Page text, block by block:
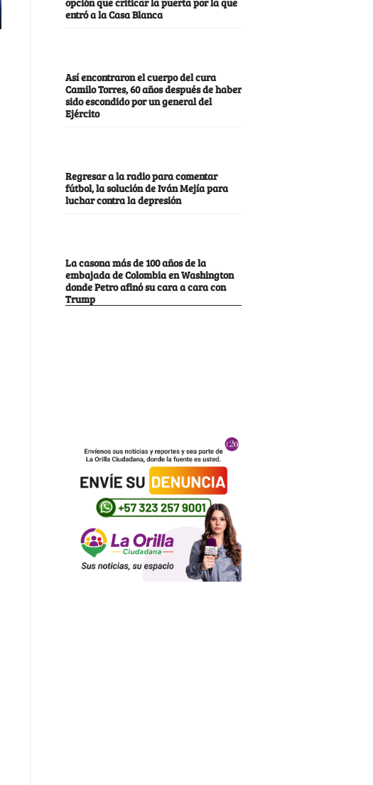
entró a la Casa Blanca
Así encontraron el cuerpo del cura
Camilo Torres, 60 años después de haber
sido escondido por un general del
Ejército
Regresar a la radio para comentar
fútbol, la solución de Iván Mejía para
luchar contra la depresión
La casona más de 100 años de la
embajada de Colombia en Washington
donde Petro afinó su cara a cara con
Trump